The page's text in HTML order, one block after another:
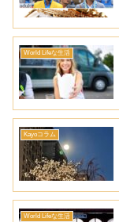
World Lifeな生活
Kayoコラム
World Lifeな生活